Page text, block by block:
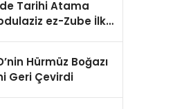
Tarihi Atama
ez-Zube İlk
Hürmüz Boğazı
Geri Çevirdi